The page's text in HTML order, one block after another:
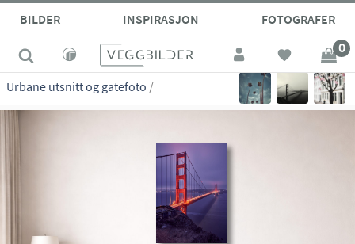
BILDER INSPIRASJON FOTOGRAFER
0
Urbane utsnitt og gatefoto /